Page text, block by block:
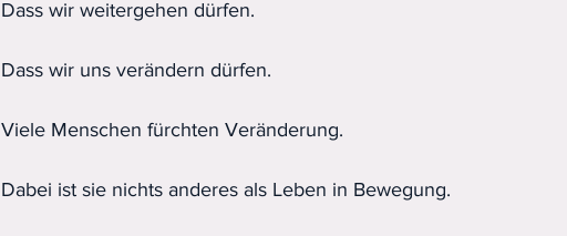
Dass wir weitergehen dürfen.
Dass wir uns verändern dürfen.
Viele Menschen fürchten Veränderung.
Dabei ist sie nichts anderes als Leben in Bewegung.